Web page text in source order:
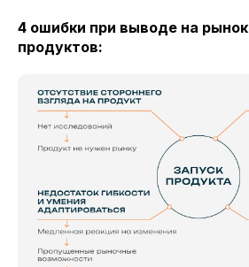
4 ошибки при выводе на
продуктов: